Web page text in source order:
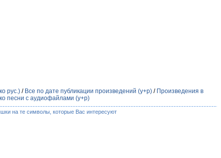
рус.) / Все по дате публикации произведений (у+р) / Произведения в
песни с аудиофайлами (у+р)
на те символы, которые Вас интересуют